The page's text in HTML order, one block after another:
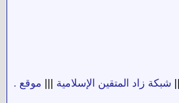
شبكة زاد المتقين الإسلامية
موقع .